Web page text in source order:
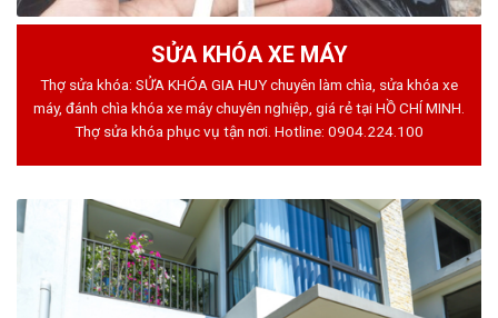
SỬA KHÓA XE MÁY
Thợ sửa khóa: SỬA KHÓA GIA HUY chuyên làm chìa, sửa khóa xe
máy, đánh chìa khóa xe máy chuyên nghiệp, giá rẻ tại HỒ CHÍ MINH.
Thợ sửa khóa phục vụ tận nơi. Hotline: 0904.224.100